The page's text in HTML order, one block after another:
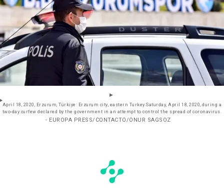
April 18, 2020, Erzurum, Türkiye: Erzurum city, eastern Turkey Saturday, April 18, 2020, during a
two-day curfew declared by the government in an attempt to control the spread of coronavirus.
- EUROPA PRESS/CONTACTO/ONUR SAGSOZ